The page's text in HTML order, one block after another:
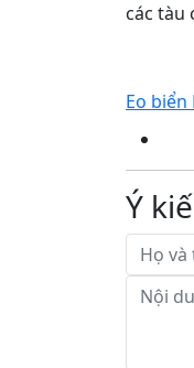
các tàu
Eo
Ý